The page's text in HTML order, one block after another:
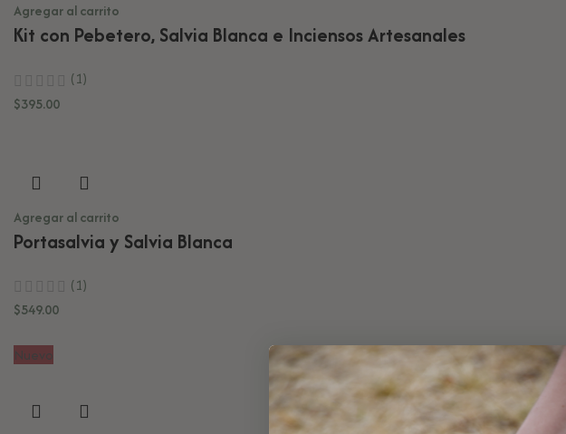
Agregar al carrito
Kit con Pebetero, Salvia Blanca e Inciensos Artesanales
(1)
$395.00
Agregar al carrito
Portasalvia y Salvia Blanca
(1)
$549.00
Nuevo